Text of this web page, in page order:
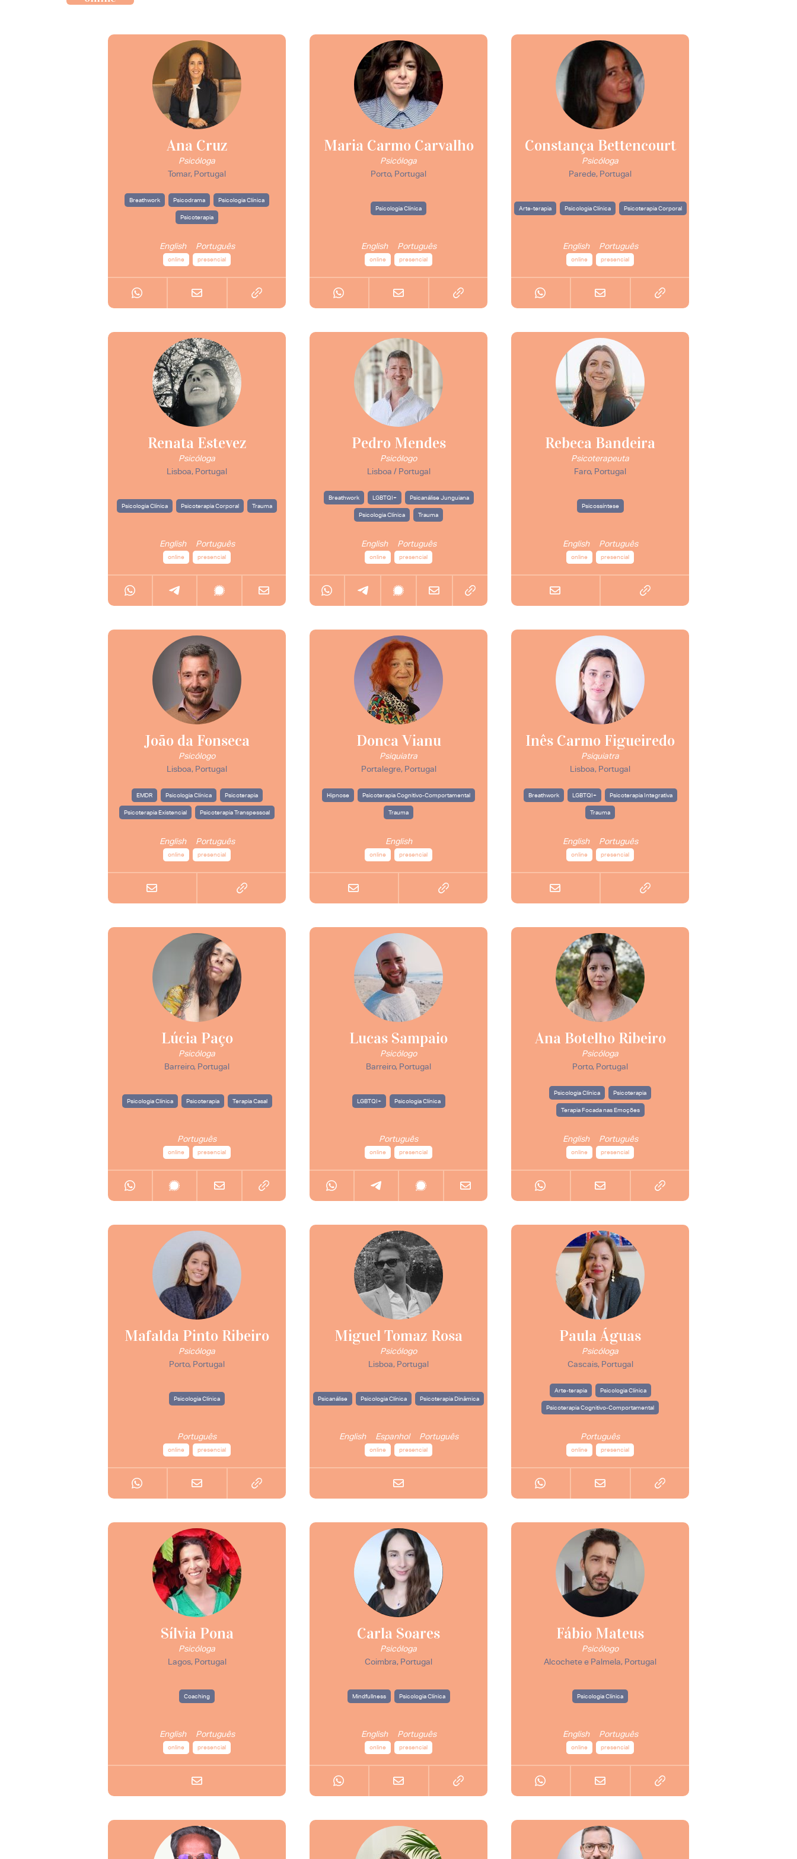
Ana Cruz
Psicóloga
Tomar, Portugal
Breathwork Psicodrama Psicologia Clínica
Psicoterapia
English Português
online presencial
Maria Carmo Carvalho
Psicóloga
Porto, Portugal
Psicologia Clínica
English Português
online presencial
Constança Bettencourt
Psicóloga
Parede, Portugal
Arte-terapia Psicologia Clínica Psicoterapia Corporal
English Português
online presencial
Renata Estevez
Psicóloga
Lisboa, Portugal
Psicologia Clínica Psicoterapia Corporal Trauma
English Português
online presencial
Pedro Mendes
Psicólogo
Lisboa / Portugal
Breathwork LGBTQI+ Psicanálise Junguiana
Psicologia Clínica Trauma
English Português
online presencial
Rebeca Bandeira
Psicoterapeuta
Faro, Portugal
Psicossíntese
English Português
online presencial
João da Fonseca
Psicólogo
Lisboa, Portugal
EMDR Psicologia Clínica Psicoterapia
Psicoterapia Existencial Psicoterapia Transpessoal
English Português
online presencial
Donca Vianu
Psiquiatra
Portalegre, Portugal
Hipnose Psicoterapia Cognitivo-Comportamental
Trauma
English
online presencial
Inês Carmo Figueiredo
Psiquiatra
Lisboa, Portugal
Breathwork LGBTQI+ Psicoterapia Integrativa
Trauma
English Português
online presencial
Lúcia Paço
Psicóloga
Barreiro, Portugal
Psicologia Clínica Psicoterapia Terapia Casal
Português
online presencial
Lucas Sampaio
Psicólogo
Barreiro, Portugal
LGBTQI+ Psicologia Clínica
Português
online presencial
Ana Botelho Ribeiro
Psicóloga
Porto, Portugal
Psicologia Clínica Psicoterapia
Terapia Focada nas Emoções
English Português
online presencial
Mafalda Pinto Ribeiro
Psicóloga
Porto, Portugal
Psicologia Clínica
Português
online presencial
Miguel Tomaz Rosa
Psicólogo
Lisboa, Portugal
Psicanálise Psicologia Clínica Psicoterapia Dinâmica
English Espanhol Português
online presencial
Paula Águas
Psicóloga
Cascais, Portugal
Arte-terapia Psicologia Clínica
Psicoterapia Cognitivo-Comportamental
Português
online presencial
Sílvia Pona
Psicóloga
Lagos, Portugal
Coaching
English Português
online presencial
Carla Soares
Psicóloga
Coimbra, Portugal
Mindfullness Psicologia Clínica
English Português
online presencial
Fábio Mateus
Psicólogo
Alcochete e Palmela, Portugal
Psicologia Clínica
English Português
online presencial